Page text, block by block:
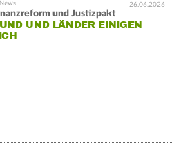
26.06.2026
und Justizpakt
UND LÄNDER EINIGEN